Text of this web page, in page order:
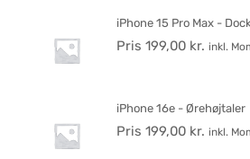
iPhone 15 Pro Max -
Pris 199,00 kr. inkl.
iPhone 16e - Ørehøjtaler
Pris 199,00 kr. inkl.